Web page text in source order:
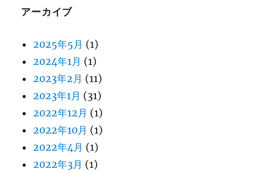
アーカイブ
2025年5月 (1)
2024年1月 (1)
2023年2月 (11)
2023年1月 (31)
2022年12月 (1)
2022年10月 (1)
2022年4月 (1)
2022年3月 (1)